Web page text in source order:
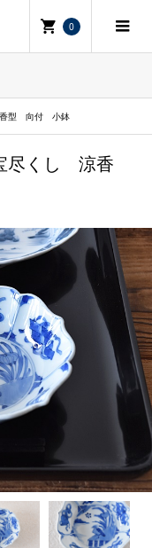
0
型 向付 小鉢
くし 涼香